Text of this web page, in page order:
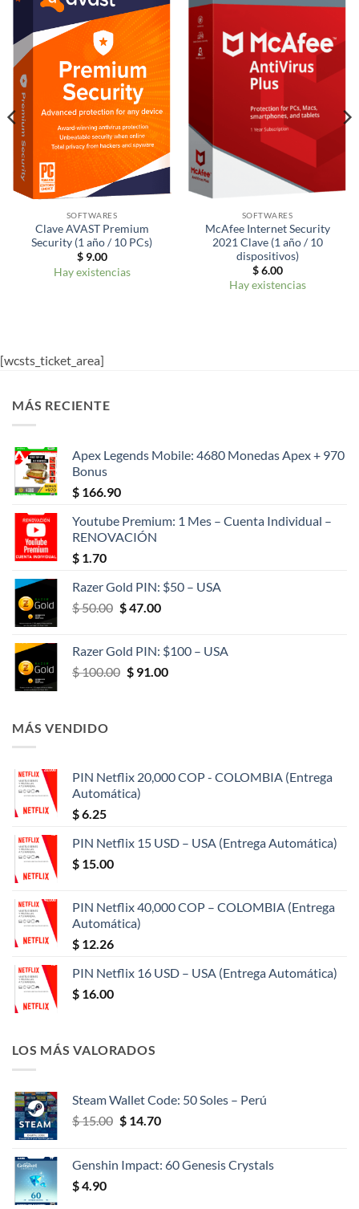
SOFTWARES
Clave AVAST Premium
Security (1 año / 10 PCs)
$9.00
Hay existencias
SOFTWARES
McAfee Internet Security
2021 Clave (1 año / 10
dispositivos)
$6.00
Hay existencias
[wcsts_ticket_area]
MÁS RECIENTE
Apex Legends Mobile: 4680 Monedas Apex + 970
Bonus
$ 166.90
Youtube Premium: 1 Mes – Cuenta Individual –
RENOVACIÓN
$ 1.70
Razer Gold PIN: $50 – USA
$50.00 El
era:
$ 50.00.
$47.00El
es:
$ 47.00.
Razer Gold PIN: $100 – USA
$100.00 El
$91.00El
MÁS VENDIDO
PIN Netflix 20,000 COP - COLOMBIA (Entrega
Automática)
$6.25
PIN Netflix 15 USD – USA (Entrega Automática)
$ 15.00
PIN Netflix 40,000 COP – COLOMBIA (Entrega
Automática)
$ 12.26
PIN Netflix 16 USD – USA (Entrega Automática)
$ 16.00
LOS MÁS VALORADOS
Steam Wallet Code: 50 Soles – Perú
$15.00 El
era:
$14.70El
es:
Genshin Impact: 60 Genesis Crystals
$4.90